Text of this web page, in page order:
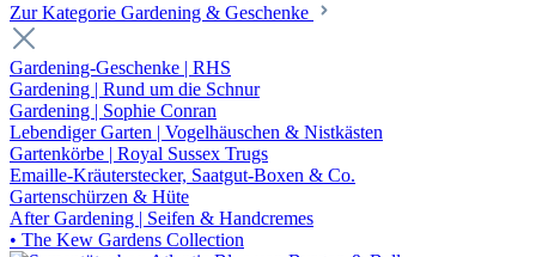
Zur Kategorie Gardening & Geschenke
Gardening-Geschenke | RHS
Gardening | Rund um die Schnur
Gardening | Sophie Conran
Lebendiger Garten | Vogelhäuschen & Nistkästen
Gartenkörbe | Royal Sussex Trugs
Emaille-Kräuterstecker, Saatgut-Boxen & Co.
Gartenschürzen & Hüte
After Gardening | Seifen & Handcremes
• The Kew Gardens Collection